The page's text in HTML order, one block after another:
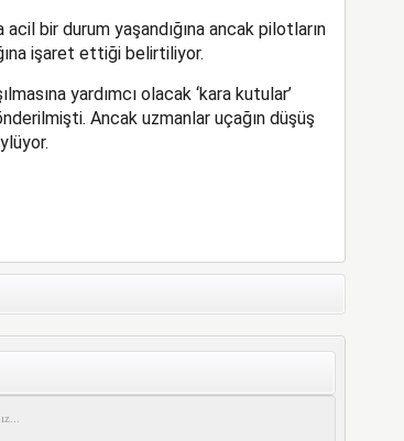
bir durum yaşandığına ancak pilotların
işaret ettiği belirtiliyor.
yardımcı olacak ‘kara kutular’
Ancak uzmanlar uçağın düşüş